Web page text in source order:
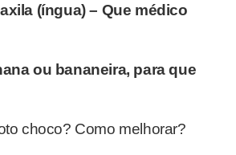
(íngua) – Que médico
ou bananeira, para que
choco? Como melhorar?